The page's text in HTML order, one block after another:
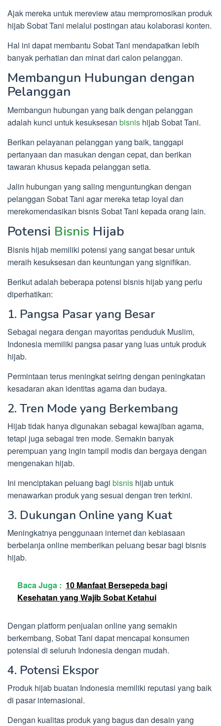
Ajak mereka untuk mereview atau mempromosikan produk
hijab Sobat Tani melalui postingan atau kolaborasi konten.
Hal ini dapat membantu Sobat Tani mendapatkan lebih
banyak perhatian dan minat dari calon pelanggan.
Membangun Hubungan dengan
Pelanggan
Membangun hubungan yang baik dengan pelanggan
adalah kunci untuk kesuksesan bisnis hijab Sobat Tani.
Berikan pelayanan pelanggan yang baik, tanggapi
pertanyaan dan masukan dengan cepat, dan berikan
tawaran khusus kepada pelanggan setia.
Jalin hubungan yang saling menguntungkan dengan
pelanggan Sobat Tani agar mereka tetap loyal dan
merekomendasikan bisnis Sobat Tani kepada orang lain.
Potensi Bisnis Hijab
Bisnis hijab memiliki potensi yang sangat besar untuk
meraih kesuksesan dan keuntungan yang signifikan.
Berikut adalah beberapa potensi bisnis hijab yang perlu
diperhatikan:
1. Pangsa Pasar yang Besar
Sebagai negara dengan mayoritas penduduk Muslim,
Indonesia memiliki pangsa pasar yang luas untuk produk
hijab.
Permintaan terus meningkat seiring dengan peningkatan
kesadaran akan identitas agama dan budaya.
2. Tren Mode yang Berkembang
Hijab tidak hanya digunakan sebagai kewajiban agama,
tetapi juga sebagai tren mode. Semakin banyak
perempuan yang ingin tampil modis dan bergaya dengan
mengenakan hijab.
Ini menciptakan peluang bagi bisnis hijab untuk
menawarkan produk yang sesuai dengan tren terkini.
3. Dukungan Online yang Kuat
Meningkatnya penggunaan internet dan kebiasaan
berbelanja online memberikan peluang besar bagi bisnis
hijab.
Baca Juga : 10 Manfaat Bersepeda bagi
Kesehatan yang Wajib Sobat Ketahui
Dengan platform penjualan online yang semakin
berkembang, Sobat Tani dapat mencapai konsumen
potensial di seluruh Indonesia dengan mudah.
4. Potensi Ekspor
Produk hijab buatan Indonesia memiliki reputasi yang baik
di pasar internasional.
Dengan kualitas produk yang bagus dan desain yang